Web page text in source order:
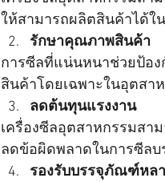
ให้สามารถผลิตสินค้าได้ใ
รักษาคุณภาพสินค้า
การซีลที่แน่นหนาช่วยป้อง
สินค้าโดยเฉพาะในอุตสา
ลดต้นทุนแรงงาน
เครื่องซีลอุตสาหกรรมสา
ลดข้อผิดพลาดในการซีล
รองรับบรรจุภัณฑ์หล